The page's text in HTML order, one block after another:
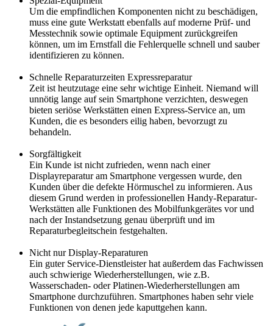
Um die empfindlichen Komponenten nicht zu beschädigen,
muss eine gute Werkstatt ebenfalls auf moderne Prüf- und
Messtechnik sowie optimale Equipment zurückgreifen
können, um im Ernstfall die Fehlerquelle schnell und sauber
identifizieren zu können.
Schnelle Reparaturzeiten Expressreparatur
Zeit ist heutzutage eine sehr wichtige Einheit. Niemand will
unnötig lange auf sein Smartphone verzichten, deswegen
bieten seriöse Werkstätten einen Express-Service an, um
Kunden, die es besonders eilig haben, bevorzugt zu
behandeln.
Sorgfältigkeit
Ein Kunde ist nicht zufrieden, wenn nach einer
Displayreparatur am Smartphone vergessen wurde, den
Kunden über die defekte Hörmuschel zu informieren. Aus
diesem Grund werden in professionellen Handy-Reparatur-
Werkstätten alle Funktionen des Mobilfunkgerätes vor und
nach der Instandsetzung genau überprüft und im
Reparaturbegleitschein festgehalten.
Nicht nur Display-Reparaturen
Ein guter Service-Dienstleister hat außerdem das Fachwissen
auch schwierige Wiederherstellungen, wie z.B.
Wasserschaden- oder Platinen-Wiederherstellungen am
Smartphone durchzuführen. Smartphones haben sehr viele
Funktionen von denen jede kaputtgehen kann.